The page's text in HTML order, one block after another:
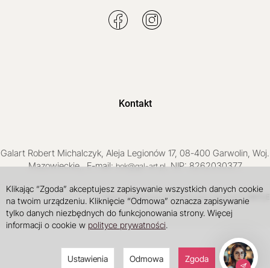
Kontakt
Galart Robert Michalczyk, Aleja Legionów 17, 08-400 Garwolin, Woj.
Mazowieckie,, E-mail:bok@gal-art.pl, NIP: 8262030377
Sklep internetowy SOTE projekt i wdrożenie
Klikając “Zgoda” akceptujesz zapisywanie wszystkich danych cookie
na twoim urządzeniu. Kliknięcie “Odmowa” oznacza zapisywanie
tylko danych niezbędnych do funkcjonowania strony. Więcej
informacji o cookie w polityce prywatności.
Ustawienia Odmowa Zgoda